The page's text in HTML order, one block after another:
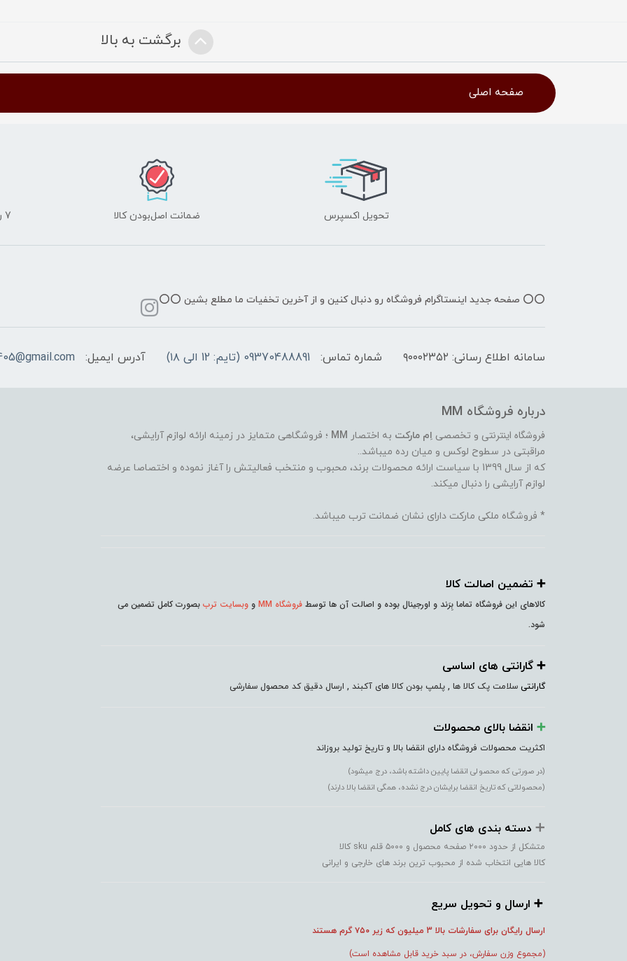
برگشت به بالا
صفحه اصلی
تحویل اکسپرس ضمانت اصل‌بودن کالا 7 روز ضمانت مرجوعی کالا
⭕️⭕️ صفحه جدید اینستاگرام فروشگاه رو دنبال کنین و از آخرین تخفیات ما مطلع بشین ⭕️⭕️
سامانه اطلاع رسانی: ۹۰۰۰۲۳۵۲ شماره تماس: 09370488891 (تایم: 12 الی ۱۸) آدرس ایمیل:
درباره فروشگاه MM
فروشگاه اینترنتی و تخصصی اِم مارکت به اختصار MM ؛ فروشگاهی متمایز در زمینه ارائه لوازم آرایشی،
مراقبتی در سطوح لوکس و میان رده میباشد..
که از سال 1399 با سیاست ارائه محصولات برند، محبوب و منتخب فعالیتش را آغاز نموده و اختصاصا عرضه
لوازم آرایشی را دنبال میکند.
* فروشگاه ملکی مارکت دارای نشان ضمانت ترب میباشد.
➕️ تضمین اصالت کالا
کالاهای این فروشگاه تماما بِرَند و اورجینال بوده و اصالت آن ها توسط فروشگاه MM و وبسایت ترب بصورت کامل تضمین می
شود.
➕️ گارانتی های اساسی
گارانتی سلامت پک کالا ها , پلمپ بودن کالا های آکبند , ارسال دقیق کد محصول سفارشی
➕️ انقضا بالای محصولات
اکثریت محصولات فروشگاه دارای انقضا بالا و تاریخ تولید بروزاند
(در صورتی که محصولی انقضا پایین داشته باشد، درج میشود)
(محصولاتی که تاریخ انقضا برایشان درج نشده، همگی انقضا بالا دارند)
➕️ دسته بندی های کامل
متشکل از حدود ۲۰۰۰ صفحه محصول و ۵۰۰۰ قلم sku کالا
کالا هایی انتخاب شده از محبوب ترین برند های خارجی و ایرانی
➕️ ارسال و تحویل سریع
ارسال رایگان برای سفارشات بالا 3 میلیون که زیر ۷۵۰ گرم هستند
(مجموع وزن سفارش، در سبد خرید قابل مشاهده است)